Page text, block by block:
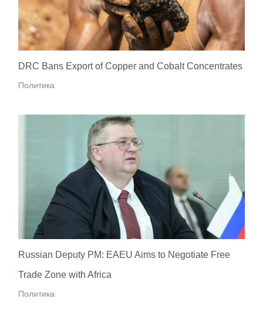
DRC Bans Export of Copper and Cobalt Concentrates
Политика
Russian Deputy PM: EAEU Aims to Negotiate Free
Trade Zone with Africa
Политика